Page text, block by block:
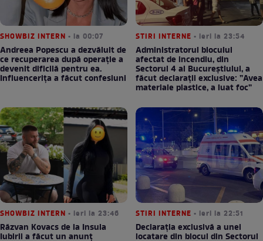
SHOWBIZ INTERN • la 00:07
Andreea Popescu a dezvăluit de
ce recuperarea după operație a
devenit dificilă pentru ea.
Influencerița a făcut confesiuni
STIRI INTERNE • ieri la 23:54
Administratorul blocului
afectat de incendiu, din
Sectorul 4 al Bucureștiului, a
făcut declarații exclusive: ”Avea
materiale plastice, a luat foc”
SHOWBIZ INTERN • ieri la 23:46
Răzvan Kovacs de la Insula
Iubirii a făcut un anunț
STIRI INTERNE • ieri la 22:51
Declarația exclusivă a unei
locatare din blocul din Sectorul